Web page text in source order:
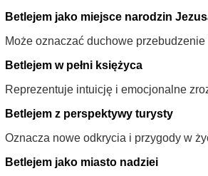
Betlejem jako miejsce narodzin
Może oznaczać duchowe przebudzenie
Betlejem w pełni księżyca
Reprezentuje intuicję i emocjonalne
Betlejem z perspektywy turysty
Oznacza nowe odkrycia i przygody w
Betlejem jako miasto nadziei